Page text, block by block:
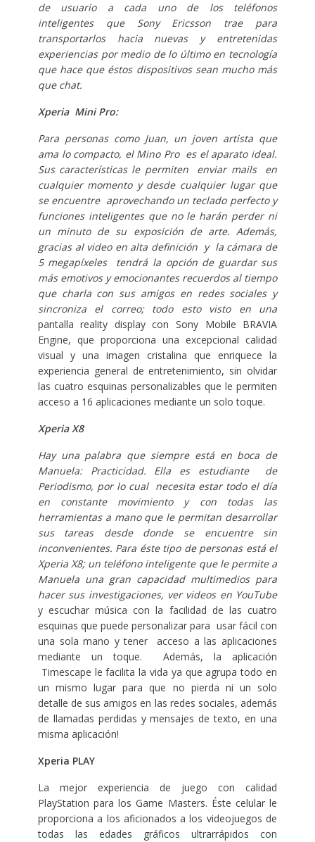
de usuario a cada uno de los teléfonos
inteligentes que Sony Ericsson trae para
transportarlos hacia nuevas y entretenidas
experiencias por medio de lo último en tecnología
que hace que éstos dispositivos sean mucho más
que chat.
Xperia Mini Pro:
Para personas como Juan, un joven artista que
ama lo compacto, el Mino Pro es el aparato ideal.
Sus características le permiten enviar mails en
cualquier momento y desde cualquier lugar que
se encuentre aprovechando un teclado perfecto y
funciones inteligentes que no le harán perder ni
un minuto de su exposición de arte. Además,
gracias al video en alta definición y la cámara de
5 megapíxeles tendrá la opción de guardar sus
más emotivos y emocionantes recuerdos al tiempo
que charla con sus amigos en redes sociales y
sincroniza el correo; todo esto visto en una
pantalla reality display con Sony Mobile BRAVIA
Engine, que proporciona una excepcional calidad
visual y una imagen cristalina que enriquece la
experiencia general de entretenimiento, sin olvidar
las cuatro esquinas personalizables que le permiten
acceso a 16 aplicaciones mediante un solo toque.
Xperia X8
Hay una palabra que siempre está en boca de
Manuela: Practicidad. Ella es estudiante de
Periodismo, por lo cual necesita estar todo el día
en constante movimiento y con todas las
herramientas a mano que le permitan desarrollar
sus tareas desde donde se encuentre sin
inconvenientes. Para éste tipo de personas está el
Xperia X8; un teléfono inteligente que le permite a
Manuela una gran capacidad multimedios para
hacer sus investigaciones, ver videos en YouTube
y escuchar música con la facilidad de las cuatro
esquinas que puede personalizar para usar fácil con
una sola mano y tener acceso a las aplicaciones
mediante un toque. Además, la aplicación
Timescape le facilita la vida ya que agrupa todo en
un mismo lugar para que no pierda ni un solo
detalle de sus amigos en las redes sociales, además
de llamadas perdidas y mensajes de texto, en una
misma aplicación!
Xperia PLAY
La mejor experiencia de juego con calidad
PlayStation para los Game Masters. Éste celular le
proporciona a los aficionados a los videojuegos de
todas las edades gráficos ultrarrápidos con